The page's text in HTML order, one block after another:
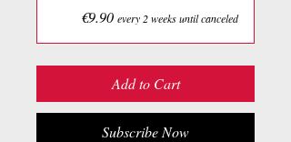
€9.90 every 2 weeks until canceled
Add to Cart
Subscribe Now